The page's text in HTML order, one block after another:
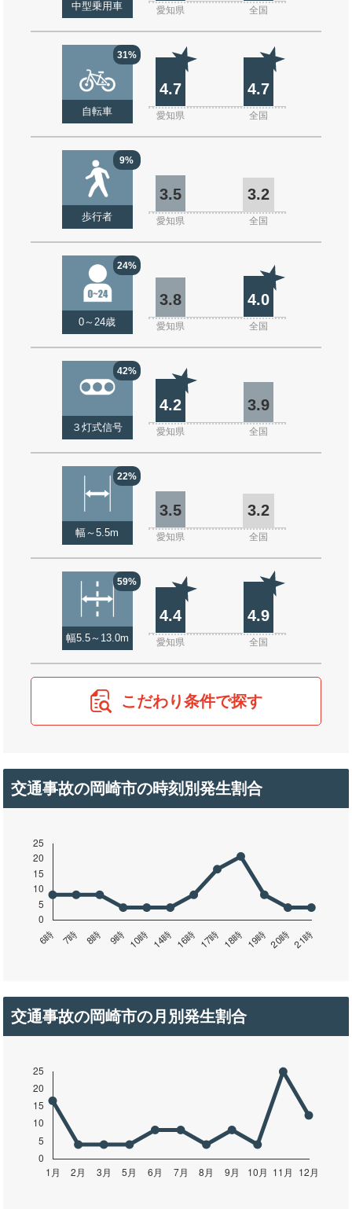
中型乗用車 愛知県 全国
31%
自転車
4.7 4.7
愛知県 全国
9%
歩行者
3.5 3.2
愛知県 全国
24%
0～24歳
3.8 4.0
愛知県 全国
42%
３灯式信号
4.2 3.9
愛知県 全国
22%
幅～5.5m
3.5 3.2
愛知県 全国
59%
幅5.5～13.0m
4.4 4.9
愛知県 全国
こだわり条件で探す
交通事故の岡崎市の時刻別発生割合
交通事故の岡崎市の月別発生割合